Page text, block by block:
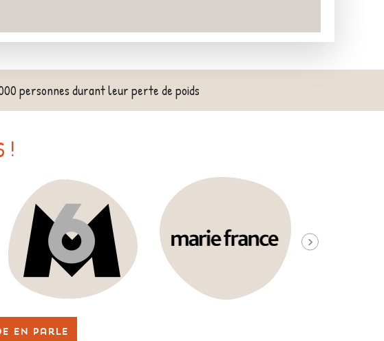
personnes durant leur perte de poids
!
en parle